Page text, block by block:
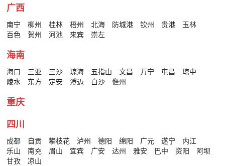
广西
南宁 柳州 桂林 梧州 北海 防城港 钦州 贵港
玉林
百色
贺州 河池 来宾 崇左
海南
海口 三亚 三沙 琼海 五指山 文昌 万宁 屯昌
琼中
陵水
东方 定安 澄迈 白沙 儋州
重庆
四川
成都 自贡 攀枝花 泸州 德阳 绵阳 广元 遂宁
内江
乐山
南充 眉山 宜宾 广安 达州 雅安 巴中 资阳
阿坝
甘孜
凉山